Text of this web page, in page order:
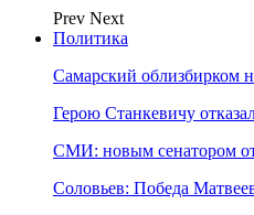
Prev Next
Политика
Самарский облизбирком
Герою Станкевичу
СМИ: новым сенатором
Соловьев: Победа